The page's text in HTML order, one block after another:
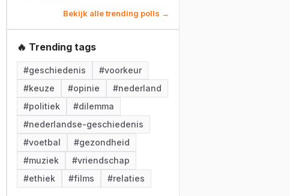
Bekijk alle trending polls →
🔥 Trending tags
#geschiedenis #voorkeur
#keuze #opinie #nederland
#politiek #dilemma
#nederlandse-geschiedenis
#voetbal #gezondheid
#muziek #vriendschap
#ethiek #films #relaties